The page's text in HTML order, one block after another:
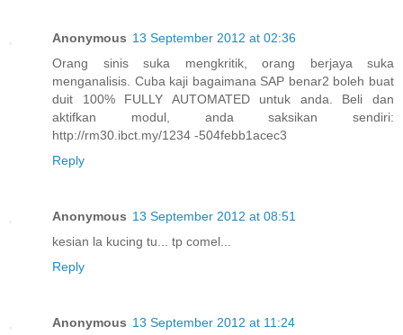
Anonymous 13 September 2012 at 02:36
Orang sinis suka mengkritik, orang berjaya suka
menganalisis. Cuba kaji bagaimana SAP benar2 boleh buat
duit 100% FULLY AUTOMATED untuk anda. Beli dan
aktifkan modul, anda saksikan sendiri:
http://rm30.ibct.my/1234 -504febb1acec3
Reply
Anonymous 13 September 2012 at 08:51
kesian la kucing tu... tp comel...
Reply
Anonymous 13 September 2012 at 11:24